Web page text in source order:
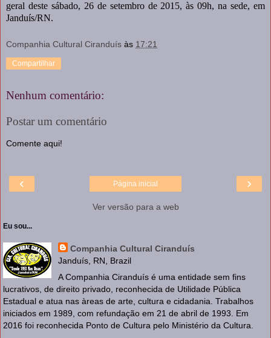
geral deste sábado, 26 de setembro de 2015, às 09h, na sede, em
Janduís/RN.
Companhia Cultural Ciranduís às 17:21
Compartilhar
Nenhum comentário:
Postar um comentário
Comente aqui!
‹ ›
Página inicial
Ver versão para a web
Eu sou...
Companhia Cultural Ciranduís
Janduís, RN, Brazil
A Companhia Ciranduís é uma entidade sem fins
lucrativos, de direito privado, reconhecida de Utilidade Pública
Estadual e atua nas àreas de arte, cultura e cidadania. Trabalhos
iniciados em 1989, com refundação em 21 de abril de 1993. Em
2016 foi reconhecida Ponto de Cultura pelo Ministério da Cultura.